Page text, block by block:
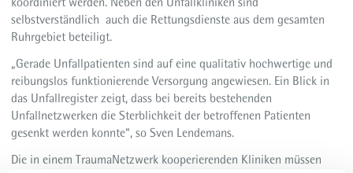
selbstverständlich auch die Rettungsdienste aus dem gesamten
Ruhrgebiet beteiligt.
„Gerade Unfallpatienten sind auf eine qualitativ hochwertige und
reibungslos funktionierende Versorgung angewiesen. Ein Blick in
das Unfallregister zeigt, dass bei bereits bestehenden
Unfallnetzwerken die Sterblichkeit der betroffenen Patienten
gesenkt werden konnte“, so Sven Lendemans.
Die in einem TraumaNetzwerk kooperierenden Kliniken müssen